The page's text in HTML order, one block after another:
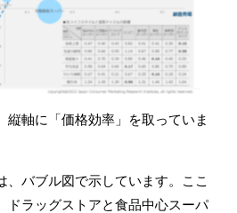
軸に「価格効率」を取っていま
、バブル図で示しています。ここ
ドラッグストアと食品中心スーパ